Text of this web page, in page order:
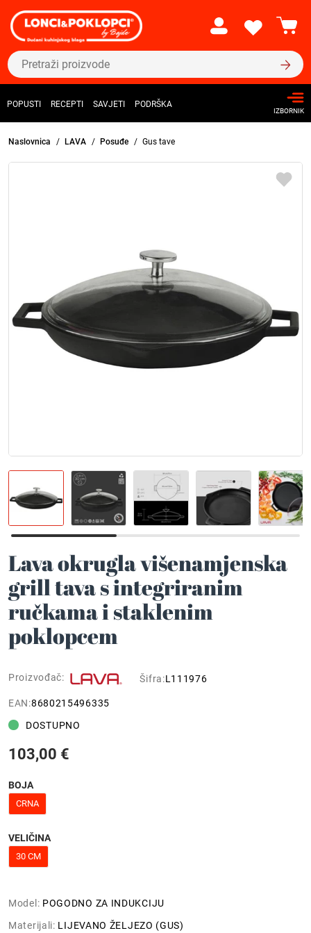
POPUSTI RECEPTI SAVJETI PODRŠKA
IZBORNIK
Naslovnica LAVA Posuđe Gus tave
Lava okrugla višenamjenska
grill tava s integriranim
ručkama i staklenim
poklopcem
Proizvođač: Šifra:L111976
EAN:8680215496335
DOSTUPNO
103,00 €
BOJA
CRNA
VELIČINA
30 CM
Model: POGODNO ZA INDUKCIJU
Materijali: LIJEVANO ŽELJEZO (GUS)